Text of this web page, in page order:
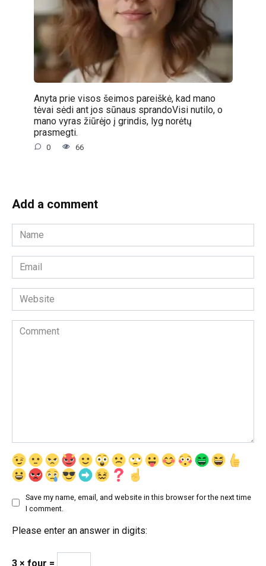
Anyta prie visos šeimos pareiškė, kad mano
tėvai sėdi ant jos sūnaus sprandoVisi nutilo, o
mano vyras žiūrėjo į grindis, lyg norėtų
prasmegti.
0 66
Add a comment
Name
*
Email
*
Website
Comment
Save my name, email, and website in this browser for the next time
I comment.
Please enter an answer in digits:
3 × four =